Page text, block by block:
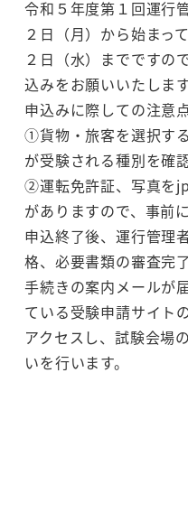
令和５年度第１回運行
２日（月）から始まっ
２日（水）までですの
込みをお願いいたします
申込みに際しての注意
①貨物・旅客を選択す
が受験される種別を確
②運転免許証、写真を
がありますので、事前
申込終了後、運行管理
格、必要書類の審査完
手続きの案内メールが
ている受験申請サイト
アクセスし、試験会場
いを行います。